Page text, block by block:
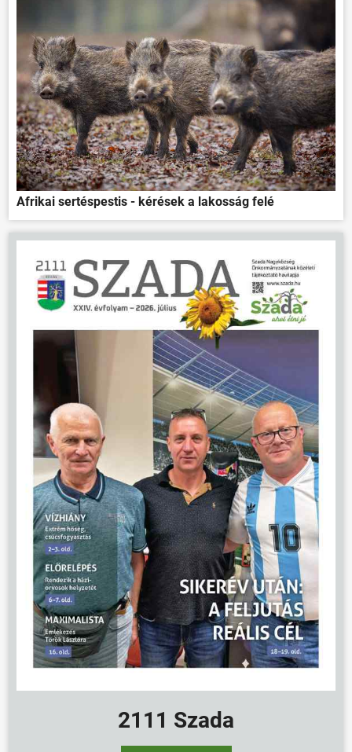
ÖNKORMÁNYZAT
ÜGYINTÉZÉS
KÖZÖSSÉG
HÍREK
VÁLASZTÁSOK
Afrikai sertéspestis - kérések a lakosság felé
2111 Szada